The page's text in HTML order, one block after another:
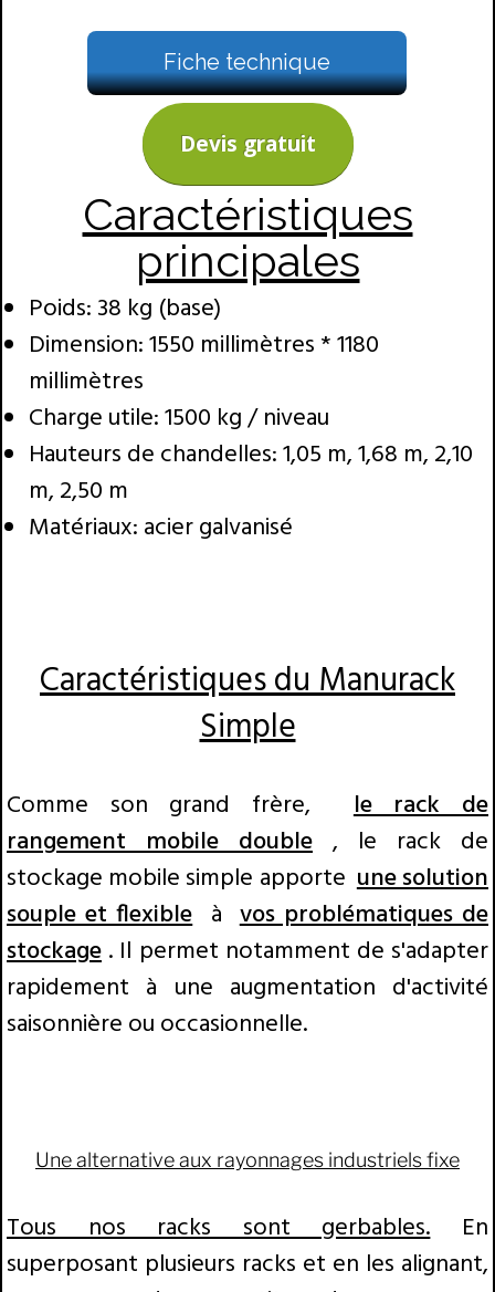
Fiche technique
Devis gratuit
Caractéristiques
principales
Poids: 38 kg (base)
Dimension: 1550 millimètres * 1180
millimètres
Charge utile: 1500 kg / niveau
Hauteurs de chandelles: 1,05 m, 1,68 m, 2,10
m, 2,50 m
Matériaux: acier galvanisé
Caractéristiques du Manurack
Simple
Comme son grand frère,le rack de
rangement mobile double , le rack de
stockage mobile simple apporteune solution
souple et flexibleàvos problématiques de
stockage . Il permet notamment de s'adapter
rapidement à une augmentation d'activité
saisonnière ou occasionnelle.
Une alternative aux rayonnages industriels fixe
Tous nos racks sont gerbables.En
superposant plusieurs racks et en les alignant,